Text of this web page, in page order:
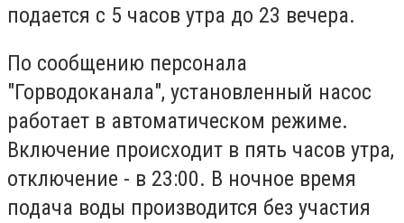
подается с 5 часов утра до 23 вечера.
По сообщению персонала
"Горводоканала", установленный насос
работает в автоматическом режиме.
Включение происходит в пять часов утра,
отключение - в 23:00. В ночное время
подача воды производится без участия